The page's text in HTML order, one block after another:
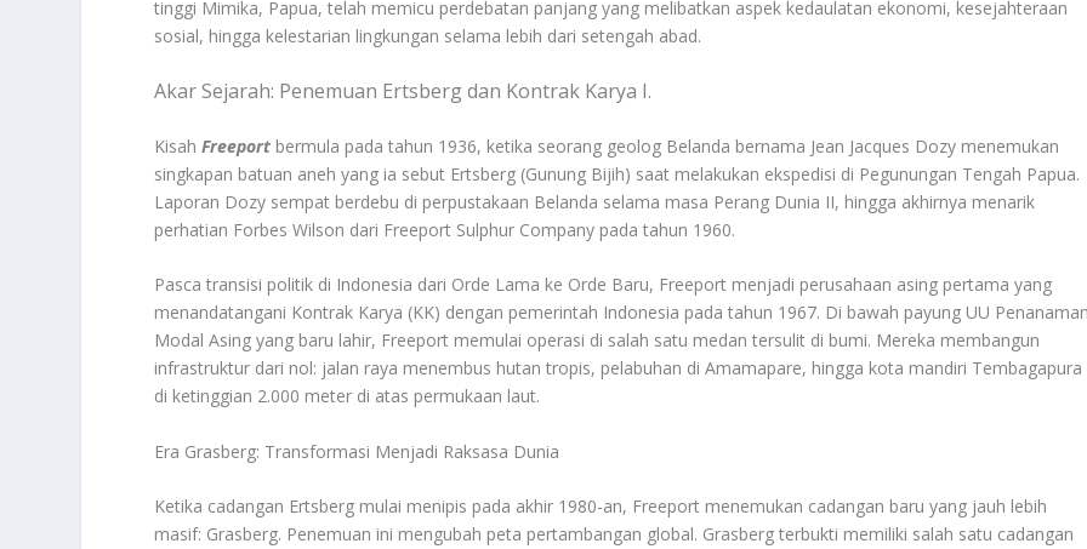
tinggi Mimika, Papua, telah memicu perdebatan panjang yang melibatkan aspek kedaulatan ekonomi, kesejahteraan
sosial, hingga kelestarian lingkungan selama lebih dari setengah abad.
Akar Sejarah: Penemuan Ertsberg dan Kontrak Karya I.
KisahFreeport bermula pada tahun 1936, ketika seorang geolog Belanda bernama Jean Jacques Dozy menemukan
singkapan batuan aneh yang ia sebut Ertsberg (Gunung Bijih) saat melakukan ekspedisi di Pegunungan Tengah Papua.
Laporan Dozy sempat berdebu di perpustakaan Belanda selama masa Perang Dunia II, hingga akhirnya menarik
perhatian Forbes Wilson dari Freeport Sulphur Company pada tahun 1960.
Pasca transisi politik di Indonesia dari Orde Lama ke Orde Baru, Freeport menjadi perusahaan asing pertama yang
menandatangani Kontrak Karya (KK) dengan pemerintah Indonesia pada tahun 1967. Di bawah payung UU
Modal Asing yang baru lahir, Freeport memulai operasi di salah satu medan tersulit di bumi. Mereka membangun
infrastruktur dari nol: jalan raya menembus hutan tropis, pelabuhan di Amamapare, hingga kota mandiri Tembagapura
di ketinggian 2.000 meter di atas permukaan laut.
Era Grasberg: Transformasi Menjadi Raksasa Dunia
Ketika cadangan Ertsberg mulai menipis pada akhir 1980-an, Freeport menemukan cadangan baru yang jauh lebih
masif: Grasberg. Penemuan ini mengubah peta pertambangan global. Grasberg terbukti memiliki salah satu cadangan